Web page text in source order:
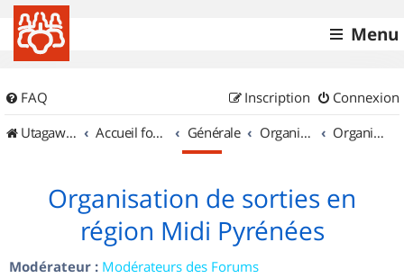
Menu
FAQ Connexion
Inscription
UtagawaVTT (Randos VTT et VTTAE avec traces GPS)
Accueil forum Générale Organisation de sorties & Recherche de partenaires Organisation de sorties en région Midi Pyrénées
Organisation de sorties en
région Midi Pyrénées
Modérateur : Modérateurs des Forums